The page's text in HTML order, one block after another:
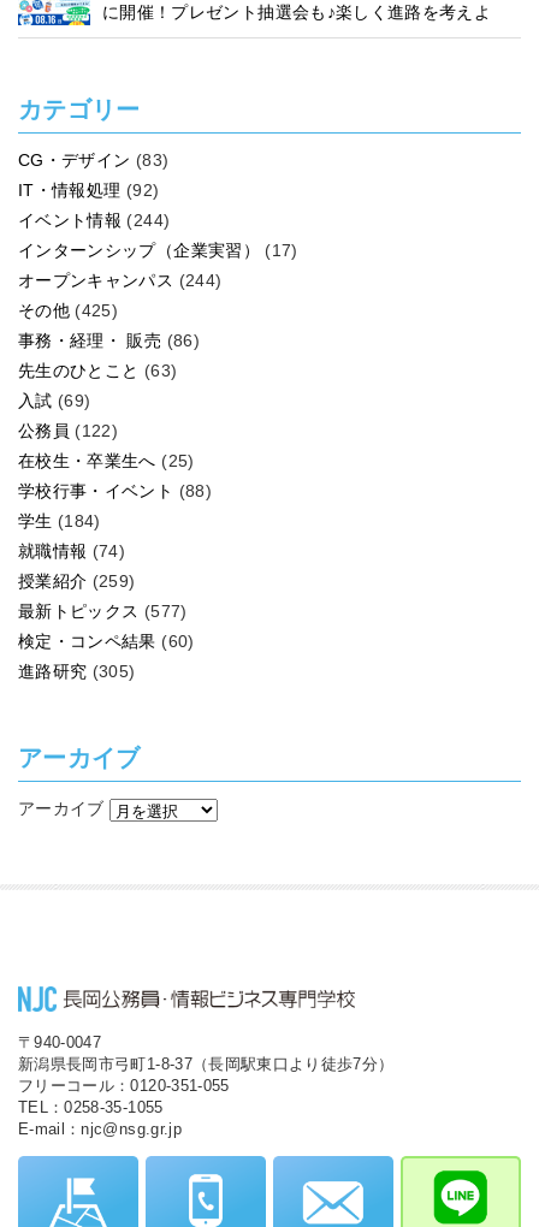
に開催！プレゼント抽選会も♪楽しく進路を考えよ
う！
カテゴリー
CG・デザイン (83)
IT・情報処理 (92)
イベント情報 (244)
インターンシップ（企業実習）
(17)
オープンキャンパス (244)
その他 (425)
事務・経理・ 販売 (86)
先生のひとこと (63)
入試 (69)
公務員 (122)
在校生・卒業生へ (25)
学校行事・イベント (88)
学生 (184)
就職情報 (74)
授業紹介 (259)
最新トピックス (577)
検定・コンペ結果 (60)
進路研究 (305)
アーカイブ
アーカイブ
〒940-0047
新潟県長岡市弓町1-8-37（長岡駅東口より徒歩7分）
フリーコール：0120-351-055
TEL：0258-35-1055
E-mail：njc@nsg.gr.jp